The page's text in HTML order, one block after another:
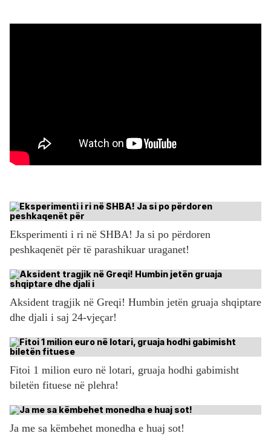
Eksperimenti i ri në SHBA! Ja si po përdoren
peshkaqenët për të parashikuar uraganet!
Aksident tragjik në Greqi! Humbin jetën gruaja shqiptare
dhe djali i saj 24-vjeçar!
Fitoi 1 milion euro në lotari, gruaja hodhi gabimisht
biletën fituese në plehra!
Ja me sa këmbehet monedha e huaj sot!